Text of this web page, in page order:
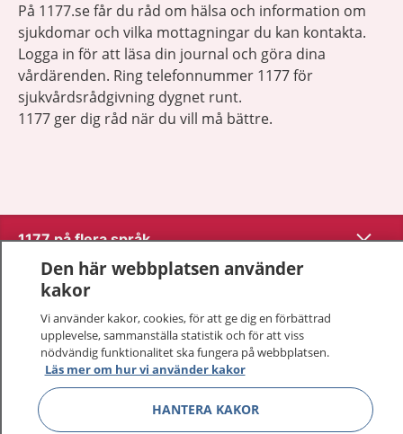
På 1177.se får du råd om hälsa och information om
sjukdomar och vilka mottagningar du kan kontakta.
Logga in för att läsa din journal och göra dina
vårdärenden. Ring telefonnummer 1177 för
sjukvårdsrådgivning dygnet runt.
1177 ger dig råd när du vill må bättre.
1177 på flera språk Visa
Om 1177
Kontakt
Behandling av personuppgifter
Den här webbplatsen använder
kakor
Vi använder kakor, cookies, för att ge dig en förbättrad
upplevelse, sammanställa statistik och för att viss
nödvändig funktionalitet ska fungera på webbplatsen.
Läs mer om hur vi använder kakor
HANTERA KAKOR